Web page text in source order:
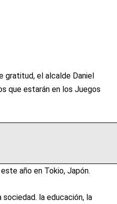
gratitud, el alcalde Daniel
que estarán en los Juegos
año en Tokio, Japón.
la educación, la